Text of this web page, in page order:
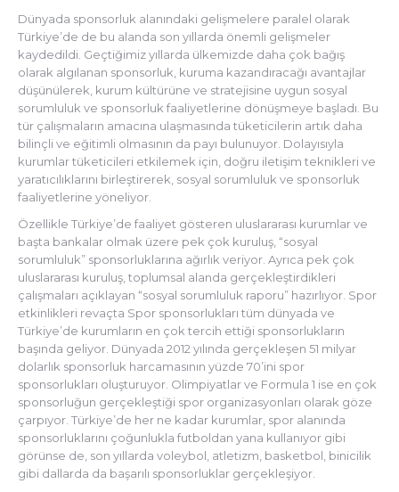
Dünyada sponsorluk alanındaki gelişmelere paralel olarak
Türkiye’de de bu alanda son yıllarda önemli gelişmeler
kaydedildi. Geçtiğimiz yıllarda ülkemizde daha çok bağış
olarak algılanan sponsorluk, kuruma kazandıracağı avantajlar
düşünülerek, kurum kültürüne ve stratejisine uygun sosyal
sorumluluk ve sponsorluk faaliyetlerine dönüşmeye başladı. Bu
tür çalışmaların amacına ulaşmasında tüketicilerin artık daha
bilinçli ve eğitimli olmasının da payı bulunuyor. Dolayısıyla
kurumlar tüketicileri etkilemek için, doğru iletişim teknikleri ve
yaratıcılıklarını birleştirerek, sosyal sorumluluk ve sponsorluk
faaliyetlerine yöneliyor.
Özellikle Türkiye’de faaliyet gösteren uluslararası kurumlar ve
başta bankalar olmak üzere pek çok kuruluş, “sosyal
sorumluluk” sponsorluklarına ağırlık veriyor. Ayrıca pek çok
uluslararası kuruluş, toplumsal alanda gerçekleştirdikleri
çalışmaları açıklayan “sosyal sorumluluk raporu” hazırlıyor. Spor
etkinlikleri revaçta Spor sponsorlukları tüm dünyada ve
Türkiye’de kurumların en çok tercih ettiği sponsorlukların
başında geliyor. Dünyada 2012 yılında gerçekleşen 51 milyar
dolarlık sponsorluk harcamasının yüzde 70’ini spor
sponsorlukları oluşturuyor. Olimpiyatlar ve Formula 1 ise en çok
sponsorluğun gerçekleştiği spor organizasyonları olarak göze
çarpıyor. Türkiye’de her ne kadar kurumlar, spor alanında
sponsorluklarını çoğunlukla futboldan yana kullanıyor gibi
görünse de, son yıllarda voleybol, atletizm, basketbol, binicilik
gibi dallarda da başarılı sponsorluklar gerçekleşiyor.